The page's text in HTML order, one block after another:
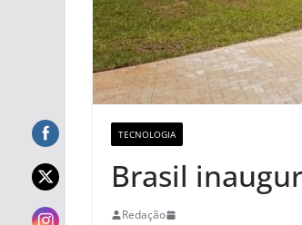
TECNOLOGIA
Brasil
Redação